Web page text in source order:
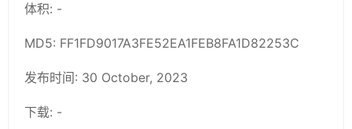
体积: -
MD5: FF1FD9017A3FE52EA1FEB8FA1D82253C
发布时间: 30 October, 2023
下载: -